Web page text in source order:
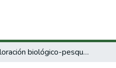
Valoración biológico-pesquera y ecológica de la pesca industrial de arrastre camaronero impacto de la introducción de dispositivos, reductores de fauna acompañante en el mar caribe colombiano.